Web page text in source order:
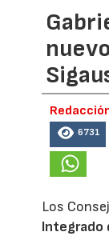
6731
Los
Integrado